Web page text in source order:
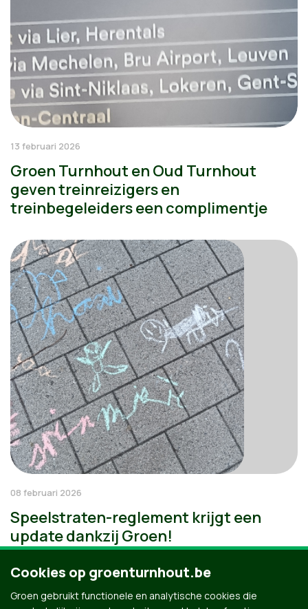
13 februari 2026
Groen Turnhout en Oud Turnhout
geven treinreizigers en
treinbegeleiders een complimentje
08 februari 2026
Speelstraten-reglement krijgt een
update dankzij Groen!
Cookies op groenturnhout.be
Groen gebruikt functionele en analytische cookies die